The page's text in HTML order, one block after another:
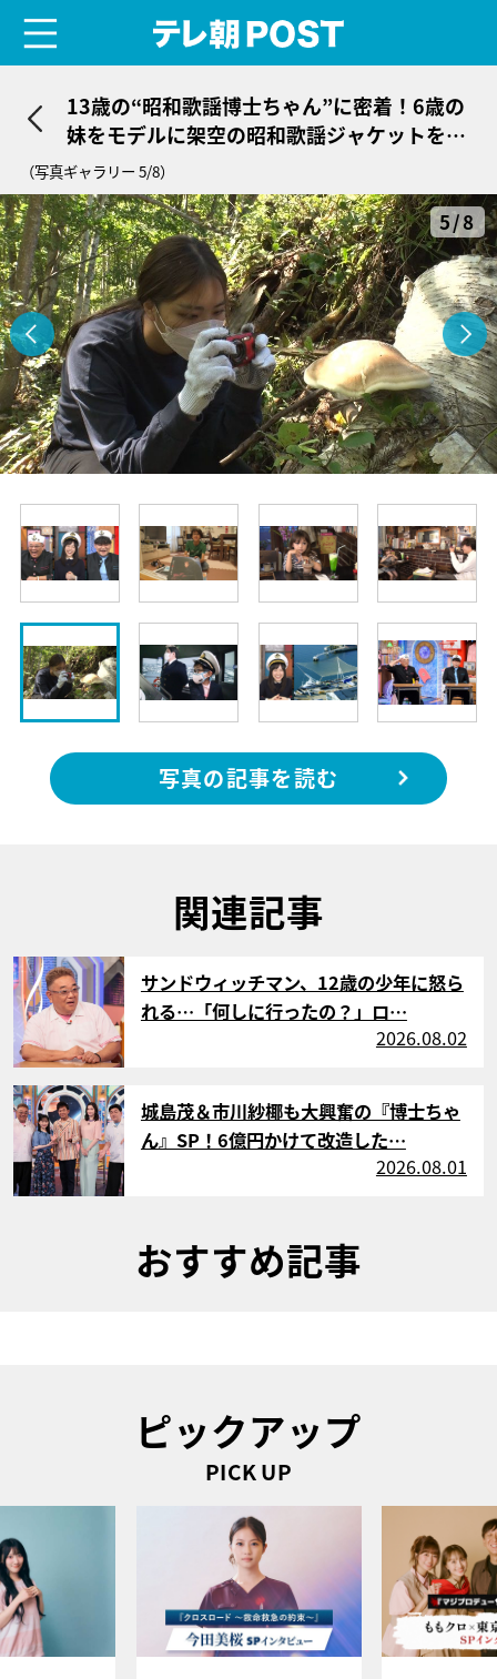
13歳の“昭和歌謡博士ちゃん”に密着！6歳の
妹をモデルに架空の昭和歌謡ジャケットを制
作
（写真ギャラリー 5/8）
5/8
写真の記事を読む
関連記事
サムネイル
サンドウィッチマン、12歳の少年に怒ら
れる…「何しに行ったの？」ロ…
2026.08.02
サムネイル
城島茂＆市川紗椰も大興奮の『博士ちゃ
ん』SP！6億円かけて改造した…
2026.08.01
おすすめ記事
ピックアップ
PICK UP